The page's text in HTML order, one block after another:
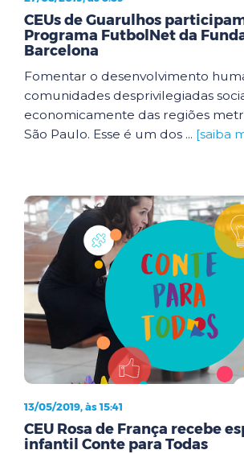
CEUs de Guarulhos
Programa FutbolNet da
Barcelona
Fomentar o desenvolvimento
comunidades desprivilegiadas
economicamente das regiões
São Paulo. Esse é um dos ... [saiba
13/05/2019, às 15:41
CEU Rosa de França recebe
infantil Conte para Todas